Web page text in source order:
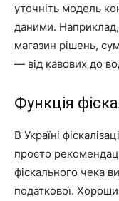
уточніть модель
даними.
магазин рішень,
— від кавових до
Функція
В Україні
просто
фіскального чека
податкової.